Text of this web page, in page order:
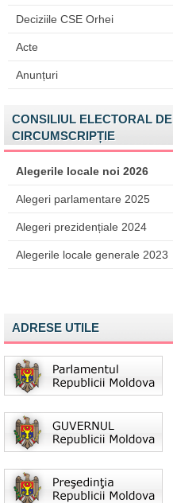
Deciziile CSE Orhei
Acte
Anunțuri
CONSILIUL ELECTORAL DE
CIRCUMSCRIPȚIE
Alegerile locale noi 2026
Alegeri parlamentare 2025
Alegeri prezidențiale 2024
Alegerile locale generale 2023
ADRESE UTILE